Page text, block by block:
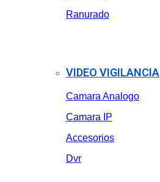
Ranurado
VIDEO VIGILANCIA
Camara Analogo
Camara IP
Accesorios
Dvr